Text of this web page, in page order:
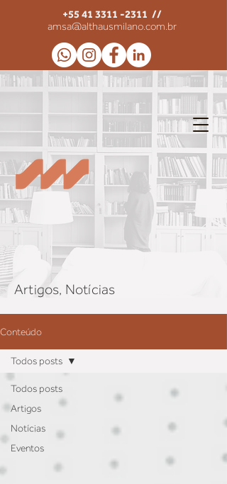
+55 41 3311 -2311 //
amsa@althausmilano.com.br
Artigos, Notícias
Conteúdo
Todos posts
Artigos
Notícias
Eventos
Todos posts